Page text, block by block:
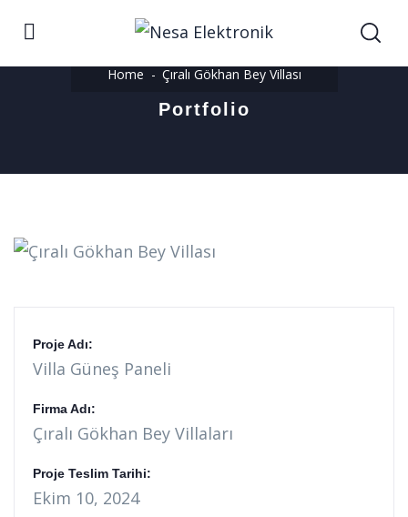
Home Çıralı Gökhan Bey Villası
Portfolio
Proje Adı:
Villa Güneş Paneli
Firma Adı:
Çıralı Gökhan Bey Villaları
Proje Teslim Tarihi:
Ekim 10, 2024